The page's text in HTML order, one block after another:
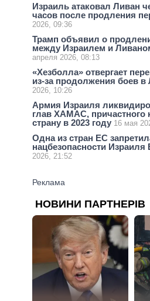
Израиль атаковал Ливан
часов после продления
2026, 09:36
Трамп объявил о
между Израилем и
апреля 2026, 08:13
«Хезболла» отвергает
из-за продолжения боев в
2026, 10:26
Армия Израиля
глав ХАМАС, причастного
страну в 2023 году 16 мая
Одна из стран ЕС
нацбезопасности Израиля
2026, 21:52